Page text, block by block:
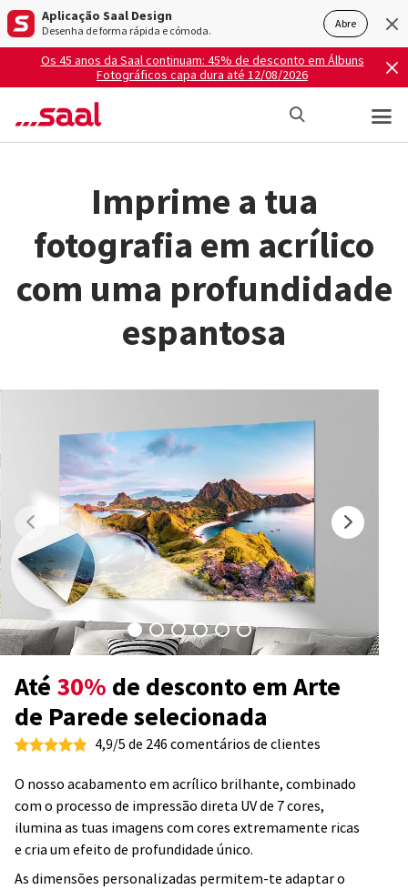
Aplicação Saal Design
Desenha de forma rápida e cómoda. Abre
Os 45 anos da Saal continuam: 45% de desconto em Álbuns
Fotográficos capa dura até 12/08/2026
Imprime a tua
fotografia em acrílico
com uma profundidade
espantosa
Até 30% de desconto em Arte
de Parede selecionada
4,9/5 de 246 comentários de clientes
O nosso acabamento em acrílico brilhante, combinado
com o processo de impressão direta UV de 7 cores,
ilumina as tuas imagens com cores extremamente ricas
e cria um efeito de profundidade único.
As dimensões personalizadas permitem-te adaptar o